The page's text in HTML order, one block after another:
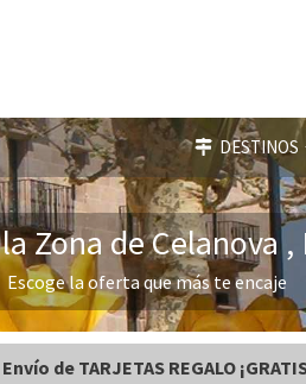
DESTINOS
Zona de Celanova
Escoge la oferta que más te encaje
de TARJETAS REGALO